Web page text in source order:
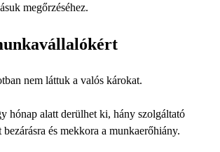
megőrzéséhez.
nem láttuk a valós károkat.
hónap alatt derülhet ki, hány szolgáltató
és mekkora a munkaerőhiány.